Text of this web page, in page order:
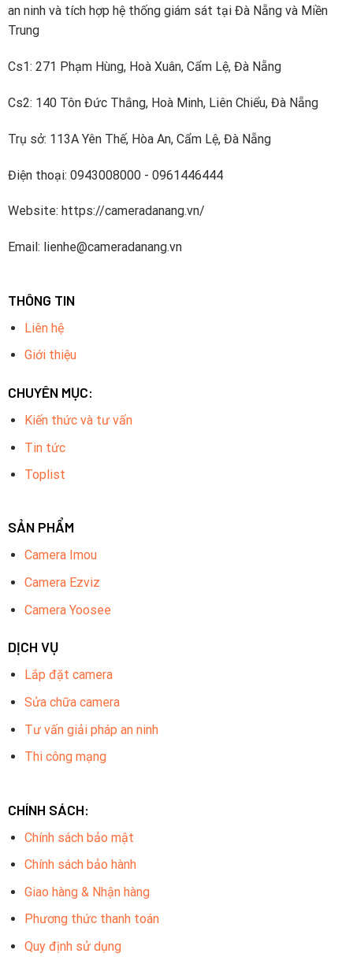
an ninh và tích hợp hệ thống giám sát tại Đà Nẵng và Miền
Trung
Cs1: 271 Phạm Hùng, Hoà Xuân, Cẩm Lệ, Đà Nẵng
Cs2: 140 Tôn Đức Thắng, Hoà Minh, Liên Chiểu, Đà Nẵng
Trụ sở: 113A Yên Thế, Hòa An, Cẩm Lệ, Đà Nẵng
Điện thoại: 0943008000 - 0961446444
Website: https://cameradanang.vn/
Email: lienhe@cameradanang.vn
THÔNG TIN
Liên hệ
Giới thiệu
CHUYÊN MỤC:
Kiến thức và tư vấn
Tin tức
Toplist
SẢN PHẨM
Camera Imou
Camera Ezviz
Camera Yoosee
DỊCH VỤ
Lắp đặt camera
Sửa chữa camera
Tư vấn giải pháp an ninh
Thi công mạng
CHÍNH SÁCH:
Chính sách bảo mật
Chính sách bảo hành
Giao hàng & Nhận hàng
Phương thức thanh toán
Quy định sử dụng